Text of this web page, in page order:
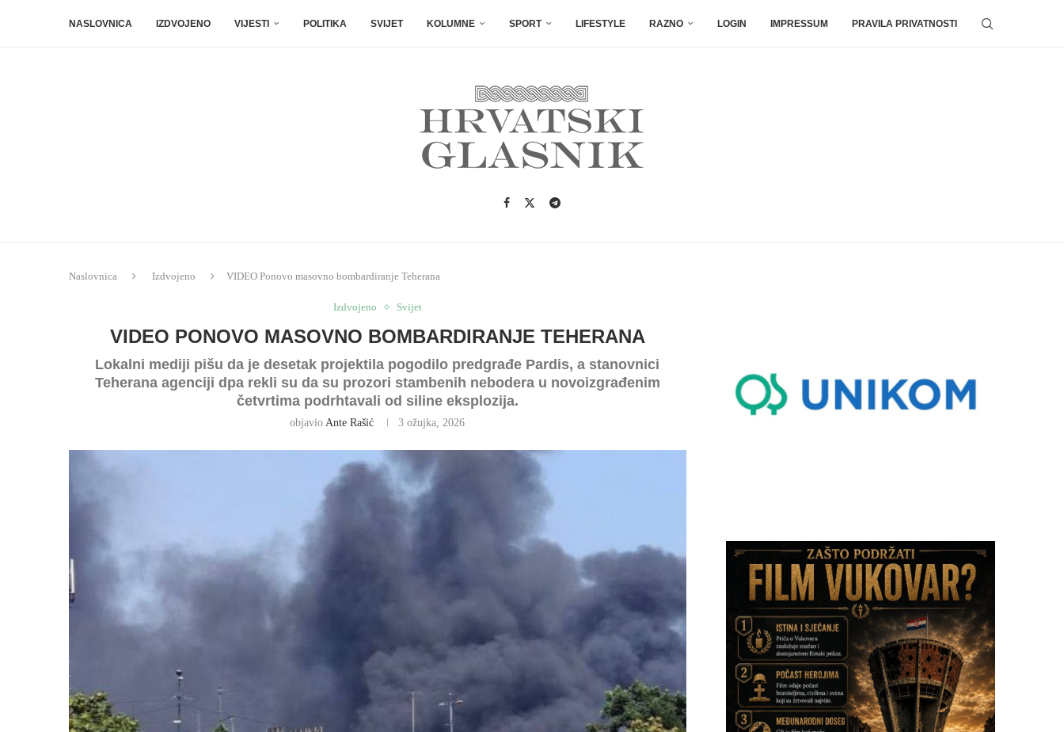
NASLOVNICA IZDVOJENO VIJESTI POLITIKA SVIJET KOLUMNE SPORT LIFESTYLE RAZNO LOGIN IMPRESSUM PRAVILA PRIVATNOSTI
Naslovnica Izdvojeno VIDEO Ponovo masovno bombardiranje Teherana
Izdvojeno Svijet
VIDEO PONOVO MASOVNO BOMBARDIRANJE TEHERANA
Lokalni mediji pišu da je desetak projektila pogodilo predgrađe Pardis, a stanovnici
Teherana agenciji dpa rekli su da su prozori stambenih nebodera u novoizgrađenim
četvrtima podrhtavali od siline eksplozija.
objavioAnte Rašić 3 ožujka, 2026